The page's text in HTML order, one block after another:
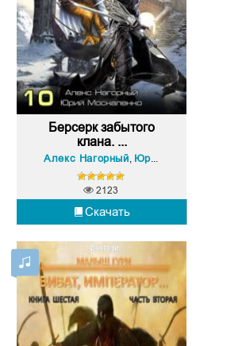
Берсерк забытого
клана. ...
Алекс Нагорный, Юрий Москаленко
Скачать
2123